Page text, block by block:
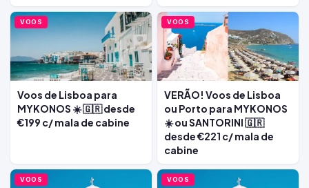
VOOS
Voos de Lisboa para
MYKONOS ☀️ 🇬🇷 desde
€199 c/ mala de cabine
VOOS
VERÃO! Voos de Lisboa
ou Porto para MYKONOS
☀️ ou SANTORINI 🇬🇷
desde €221 c/ mala de
cabine
VOOS VOOS